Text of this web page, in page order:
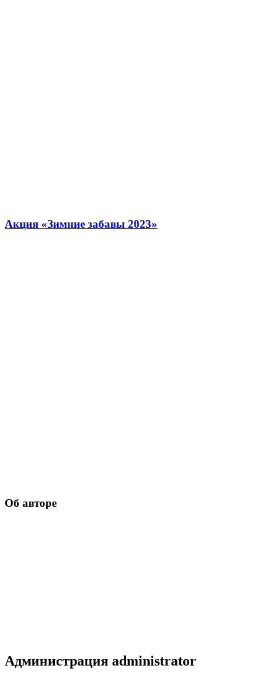
Акция «Зимние забавы 2023»
Об авторе
Администрация administrator